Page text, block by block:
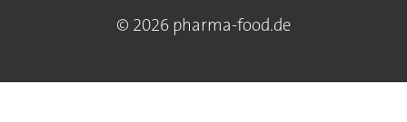
© 2026 pharma-food.de